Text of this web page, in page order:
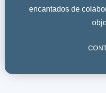
encantados de